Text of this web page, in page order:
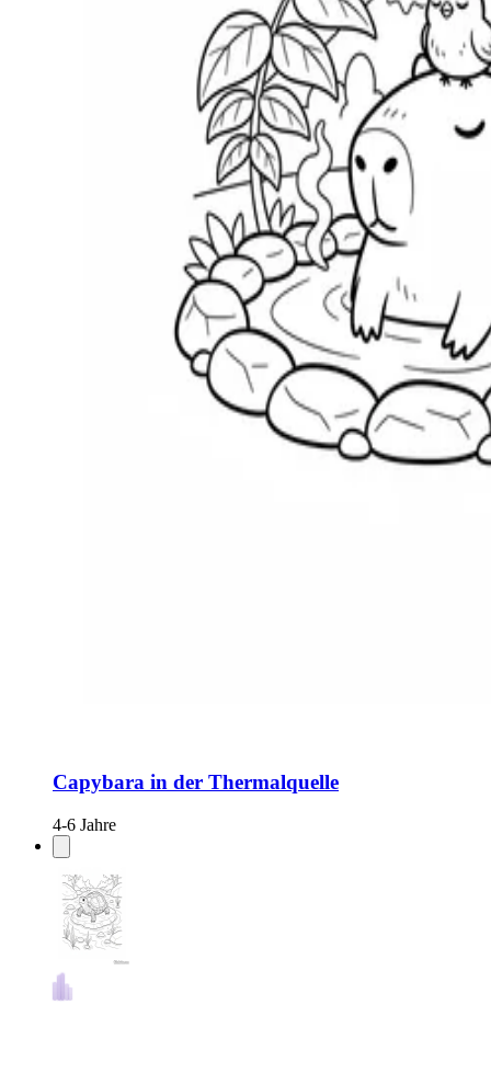
Capybara in der Thermalquelle
4-6 Jahre